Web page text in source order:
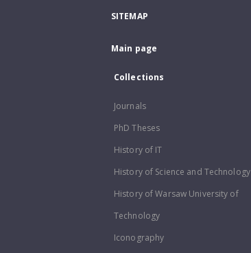
SITEMAP
Main page
Collections
Journals
PhD Theses
History of IT
History of Science and Technology
History of Warsaw University of
Technology
Iconography